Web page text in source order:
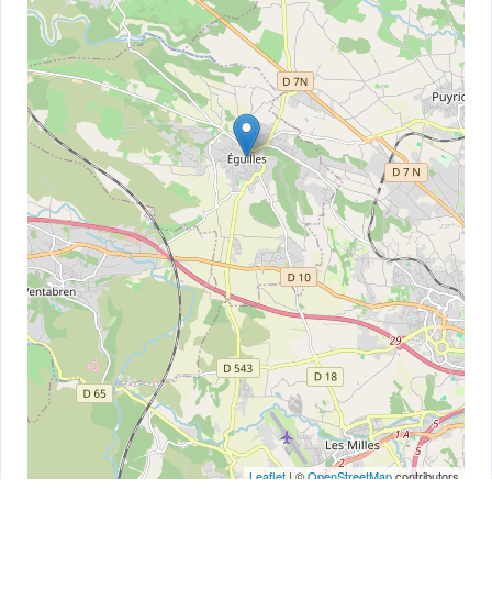
Leaflet| ©OpenStreetMapcontributors